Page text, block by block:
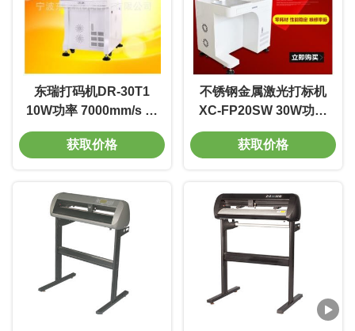
东瑞打码机DR-30T1
10W功率 7000mm/s 体
积小 寿命长 免维护
获取价格
不锈钢金属激光打标机
XC-FP20SW 30W功率
7500mm/s 标深刻度
0.01-0.5mm 电压220V
获取价格